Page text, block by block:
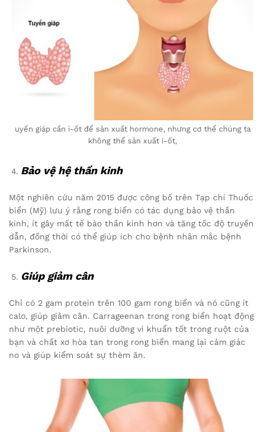
uyến giáp cần i-ốt để sản xuất hormone, nhưng cơ thể chúng ta
không thể sản xuất i-ốt,
Bảo vệ hệ thần kinh
Một nghiên cứu năm 2015 được công bố trên Tạp chí Thuốc
biển (Mỹ) lưu ý rằng rong biển có tác dụng bảo vệ thần
kinh, ít gây mất tế bào thần kinh hơn và tăng tốc độ truyền
dẫn, đồng thời có thể giúp ích cho bệnh nhân mắc bệnh
Parkinson.
Giúp giảm cân
Chỉ có 2 gam protein trên 100 gam rong biển và nó cũng ít
calo, giúp giảm cân. Carrageenan trong rong biển hoạt động
như một prebiotic, nuôi dưỡng vi khuẩn tốt trong ruột của
bạn và chất xơ hòa tan trong rong biển mang lại cảm giác
no và giúp kiểm soát sự thèm ăn.